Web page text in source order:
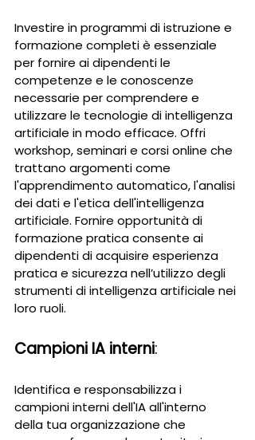
Investire in programmi di istruzione e
formazione completi è essenziale
per fornire ai dipendenti le
competenze e le conoscenze
necessarie per comprendere e
utilizzare le tecnologie di intelligenza
artificiale in modo efficace. Offri
workshop, seminari e corsi online che
trattano argomenti come
l'apprendimento automatico, l'analisi
dei dati e l'etica dell'intelligenza
artificiale. Fornire opportunità di
formazione pratica consente ai
dipendenti di acquisire esperienza
pratica e sicurezza nell’utilizzo degli
strumenti di intelligenza artificiale nei
loro ruoli.
Campioni IA interni:
Identifica e responsabilizza i
campioni interni dell'IA all'interno
della tua organizzazione che